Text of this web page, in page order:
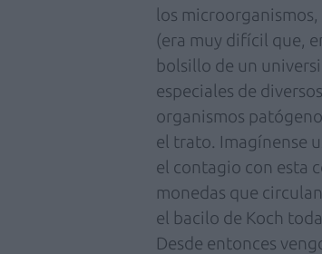
los
(era muy difícil que,
bolsillo de un
especiales de
organismos
el trato. Imagínense
el contagio con esta
monedas que
el bacilo de Koch
Desde entonces